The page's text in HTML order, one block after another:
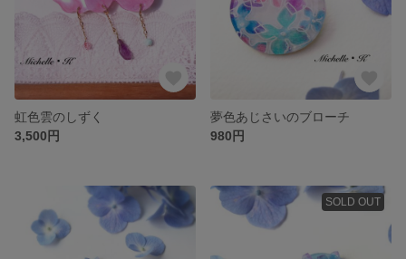
虹色雲のしずく
3,500円
夢色あじさいのブローチ
980円
SOLD OUT